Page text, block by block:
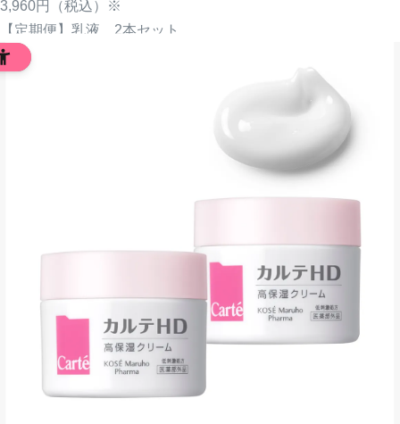
3,960円
（税込）※
【定期便】乳液 2本セット